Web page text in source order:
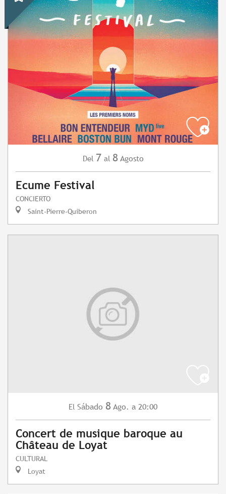
Del 7 al 8 Agosto
Ecume Festival
CONCIERTO
Saint-Pierre-Quiberon
El Sábado 8 Ago. a 20:00
Concert de musique baroque au
Château de Loyat
CULTURAL
Loyat